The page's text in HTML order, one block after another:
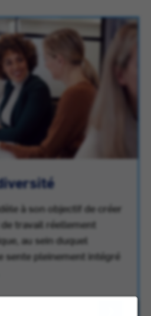
à son objectif de créer
travail réellement
au sein duquel
sente pleinement intégré